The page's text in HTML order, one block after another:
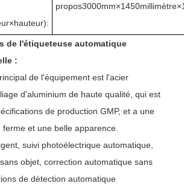
×hauteur):
propos3000mm×1450
de l'étiqueteuse automatique
:
de l'équipement est l'acier
d'aluminium de haute qualité, qui est
de production GMP, et a une
et une belle apparence.
suivi photoélectrique automatique,
objet, correction automatique sans
de détection automatique